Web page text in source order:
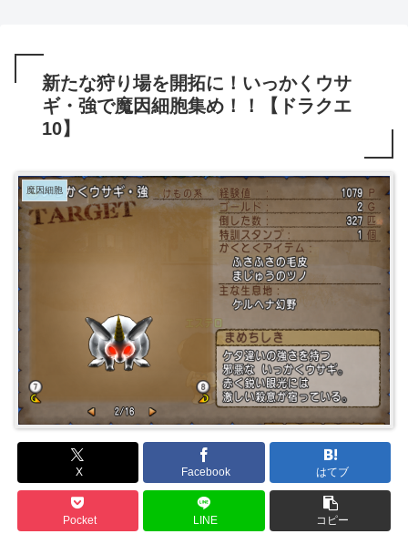
新たな狩り場を開拓に！いっかくウサ
ギ・強で魔因細胞集め！！【ドラクエ
10】
魔因細胞
X Facebook はてブ
Pocket LINE コピー